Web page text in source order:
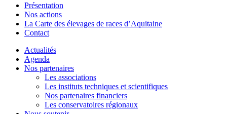
Présentation
Nos actions
La Carte des élevages de races d’Aquitaine
Contact
Actualités
Agenda
Nos partenaires
Les associations
Les instituts techniques et scientifiques
Nos partenaires financiers
Les conservatoires régionaux